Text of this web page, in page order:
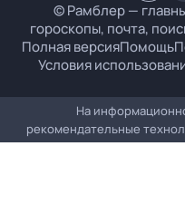
© Рамблер —
гороскопы, почта,
Полная версияПомощь
Условия
На
рекомендательные